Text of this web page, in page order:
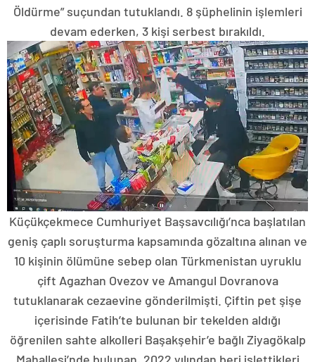
Öldürme” suçundan tutuklandı. 8 şüphelinin işlemleri
devam ederken, 3 kişi serbest bırakıldı.
Küçükçekmece Cumhuriyet Başsavcılığı’nca başlatılan
geniş çaplı soruşturma kapsamında gözaltına alınan ve
10 kişinin ölümüne sebep olan Türkmenistan uyruklu
çift Agazhan Ovezov ve Amangul Dovranova
tutuklanarak cezaevine gönderilmişti. Çiftin pet şişe
içerisinde Fatih’te bulunan bir tekelden aldığı
öğrenilen sahte alkolleri Başakşehir’e bağlı Ziyagökalp